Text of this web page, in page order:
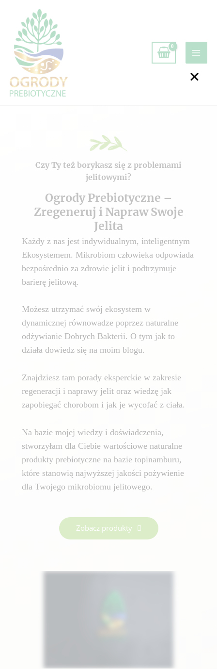
Czy Ty też borykasz się z problemami
jelitowymi?
Ogrody Prebiotyczne –
Zregeneruj i Napraw Swoje
Jelita
Każdy z nas jest indywidualnym, inteligentnym
Ekosystemem. Mikrobiom człowieka odpowiada
bezpośrednio za zdrowie jelit i podtrzymuje
barierę jelitową.
Możesz utrzymać swój ekosystem w
dynamicznej równowadze poprzez naturalne
odżywianie Dobrych Bakterii. O tym jak to
działa dowiedz się na moim blogu.
Znajdziesz tam porady eksperckie w zakresie
regeneracji i naprawy jelit oraz wiedzę jak
zapobiegać chorobom i jak je wycofać z ciała.
Na bazie mojej wiedzy i doświadczenia,
stworzyłam dla Ciebie wartościowe naturalne
produkty prebiotyczne na bazie topinamburu,
które stanowią najwyższej jakości pożywienie
dla Twojego mikrobiomu jelitowego.
Zobacz produkty